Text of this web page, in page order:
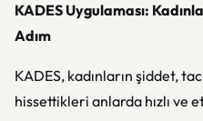
KADES Uygulaması:
Adım
KADES, kadınların şiddet,
hissettikleri anlarda hızlı ve